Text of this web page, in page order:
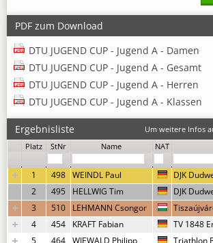
PDF zum Download
DTU JUGEND CUP - Jugend A - Damen
DTU JUGEND CUP - Jugend A - Gesamt
DTU JUGEND CUP - Jugend A - Herren
DTU JUGEND CUP - Jugend A - Klassen
Ergebnisliste
Um weitere Infos
Platz
StNr Name NAT
1 498 WEINDL Paul DJK
2
495 HELLWIG Tim DJK
3
510 LEHMANN Csongor
4
454 KRAFT Fabian TV 1848